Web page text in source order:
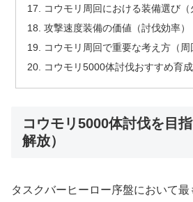
コウモリ周回における装備選び（
攻撃速度装備の価値（討伐効率）
コウモリ周回で重要な考え方（周
コウモリ5000体討伐おすすめ育成
コウモリ5000体討伐を目
解放）
タスクバーヒーロー序盤において